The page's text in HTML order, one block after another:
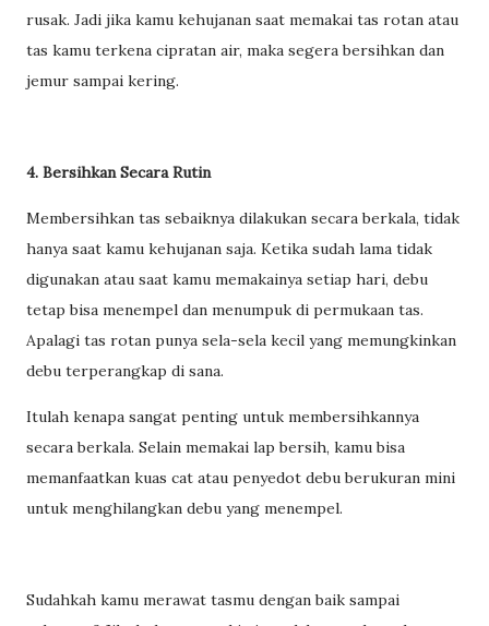
rusak. Jadi jika kamu kehujanan saat memakai tas rotan atau
tas kamu terkena cipratan air, maka segera bersihkan dan
jemur sampai kering.
4. Bersihkan Secara Rutin
Membersihkan tas sebaiknya dilakukan secara berkala, tidak
hanya saat kamu kehujanan saja. Ketika sudah lama tidak
digunakan atau saat kamu memakainya setiap hari, debu
tetap bisa menempel dan menumpuk di permukaan tas.
Apalagi tas rotan punya sela-sela kecil yang memungkinkan
debu terperangkap di sana.
Itulah kenapa sangat penting untuk membersihkannya
secara berkala. Selain memakai lap bersih, kamu bisa
memanfaatkan kuas cat atau penyedot debu berukuran mini
untuk menghilangkan debu yang menempel.
Sudahkah kamu merawat tasmu dengan baik sampai